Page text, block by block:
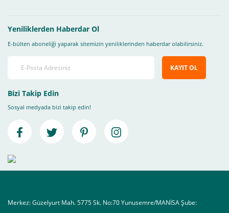
Yeniliklerden Haberdar Ol
E-bülten aboneliği yaparak sitemizin yeniliklerinden haberdar olabilirsiniz.
KAYIT OL
Bizi Takip Edin
Sosyal medyada bizi takip edin!
Merkez: Güzelyurt Mah. 5775 Sk. No:70 Yunusemre/MANİSA Şube: